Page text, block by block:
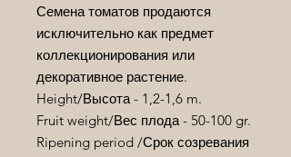
Семена томатов продаются
исключительно как предмет
коллекционирования или
декоративное растение.
Height/Высота- 1,2-1,6 m.
Fruit weight/Вес плода- 50-100 gr.
Ripening period /Срок созревания